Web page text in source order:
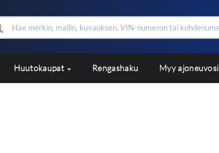
Huutokaupat Rengashaku Myy ajoneuvosi